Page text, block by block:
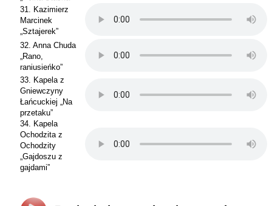
31. Kazimierz
Marcinek
„Sztajerek”
32. Anna Chuda
„Rano,
raniusieńko”
33. Kapela z
Gniewczyny
Łańcuckiej „Na
przetaku”
34. Kapela
Ochodzita z
Ochodzity
„Gajdoszu z
gajdami”